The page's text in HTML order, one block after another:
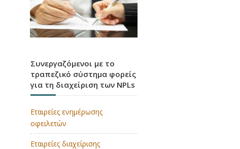
Συνεργαζόμενοι με το
τραπεζικό σύστημα φορείς
για τη διαχείριση των NPLs
Εταιρείες ενημέρωσης
οφειλετών
Εταιρείες διαχείρισης